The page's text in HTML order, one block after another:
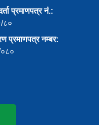
प्रमाणपत्र नं.:
८०
प्रमाणपत्र नम्बर: